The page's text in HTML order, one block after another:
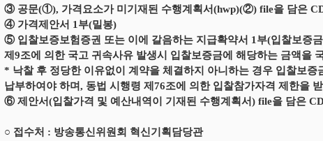
③ 공문(①), 가격요소가 미기재된 수행계획서(hwp)(②) file을 담은
④ 가격제안서 1부(밀봉)
⑤ 입찰보증보험증권 또는 이에 갈음하는 지급확약서 1부(입찰보증
제9조에 의한 국고 귀속사유 발생시 입찰보증금에 해당하는 금액을
* 낙찰 후 정당한 이유없이 계약을 체결하지 아니하는 경우 입찰보증
납부하여야 하며, 동법 시행령 제76조에 의한 입찰참가자격 제한을
⑥ 제안서(입찰가격 및 예산내역이 기재된 수행계획서) file을 담은
○ 접수처 : 방송통신위원회 혁신기획담당관